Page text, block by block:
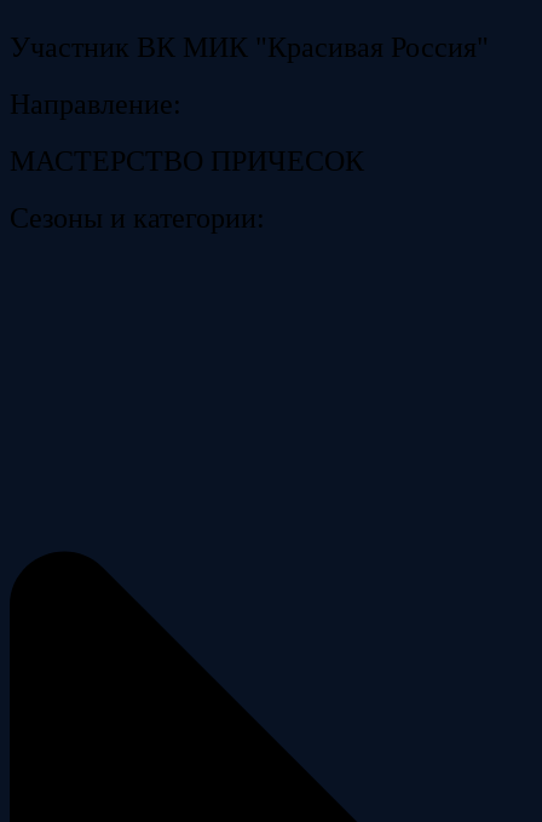
Участник ВК МИК "Красивая Россия"
Направление:
МАСТЕРСТВО ПРИЧЕСОК
Сезоны и категории: